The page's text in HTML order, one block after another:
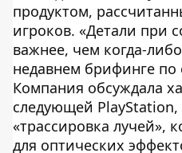
продуктом,
игроков. «Детали при
важнее, чем когда-
недавнем брифинге по
Компания обсуждала
следующей PlayStation,
«трассировка лучей»,
для оптических